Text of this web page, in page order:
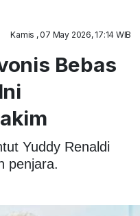
Kamis , 07 May 2026, 17:14 WIB
Bebas
Yuddy Renaldi
penjara.